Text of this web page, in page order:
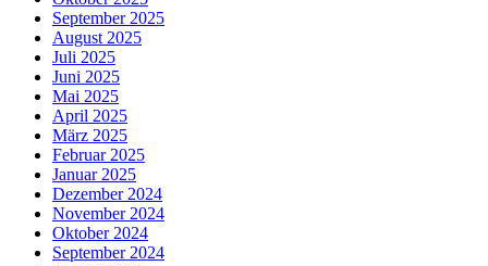
September 2025
August 2025
Juli 2025
Juni 2025
Mai 2025
April 2025
März 2025
Februar 2025
Januar 2025
Dezember 2024
November 2024
Oktober 2024
September 2024